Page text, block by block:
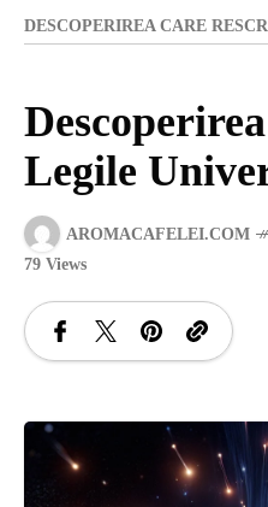
DESCOPERIREA CARE
Legile
AROMACAFELEI.COM
79 Views